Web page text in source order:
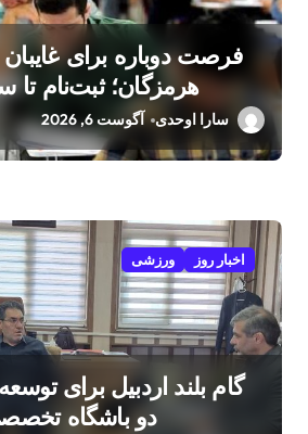
فرصت دوباره برای غایبان
هرمزگان؛ ثبت‌نام تا ساعت
سارا اوحدی آگوست 6, 2026
اخبار روز ورزشی
گام بلند اردبیل برای
دو باشگاه